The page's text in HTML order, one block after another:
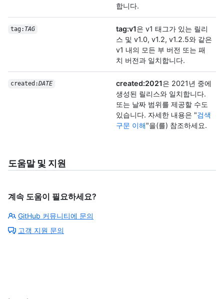
합니다.
tag: TAG tag:v1은 v1 태그가 있는 릴리
스 및 v1.0, v1.2, v1.2.5와 같은
v1 내의 모든 부 버전 또는 패
치 버전과 일치합니다.
created:DATE created:2021은 2021년 중에
생성된 릴리스와 일치합니다.
또는 날짜 범위를 제공할 수도
있습니다. 자세한 내용은 "검색
구문 이해"을(를) 참조하세요.
도움말 및 지원
계속 도움이 필요하세요?
GitHub 커뮤니티에 문의
고객 지원 문의